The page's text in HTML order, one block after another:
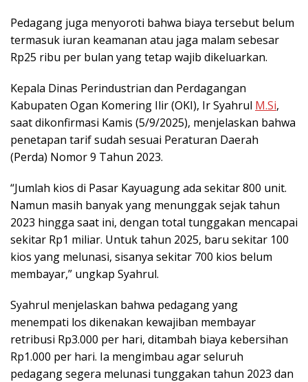
Pedagang juga menyoroti bahwa biaya tersebut belum
termasuk iuran keamanan atau jaga malam sebesar
Rp25 ribu per bulan yang tetap wajib dikeluarkan.
Kepala Dinas Perindustrian dan Perdagangan
Kabupaten Ogan Komering Ilir (OKI), Ir Syahrul M.Si,
saat dikonfirmasi Kamis (5/9/2025), menjelaskan bahwa
penetapan tarif sudah sesuai Peraturan Daerah
(Perda) Nomor 9 Tahun 2023.
“Jumlah kios di Pasar Kayuagung ada sekitar 800 unit.
Namun masih banyak yang menunggak sejak tahun
2023 hingga saat ini, dengan total tunggakan mencapai
sekitar Rp1 miliar. Untuk tahun 2025, baru sekitar 100
kios yang melunasi, sisanya sekitar 700 kios belum
membayar,” ungkap Syahrul.
Syahrul menjelaskan bahwa pedagang yang
menempati los dikenakan kewajiban membayar
retribusi Rp3.000 per hari, ditambah biaya kebersihan
Rp1.000 per hari. Ia mengimbau agar seluruh
pedagang segera melunasi tunggakan tahun 2023 dan